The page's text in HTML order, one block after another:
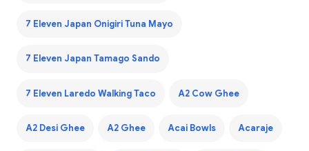
7 Eleven Japan Onigiri Tuna Mayo
7 Eleven Japan Tamago Sando
7 Eleven Laredo Walking Taco A2 Cow Ghee
A2 Desi Ghee A2 Ghee Acai Bowls Acaraje